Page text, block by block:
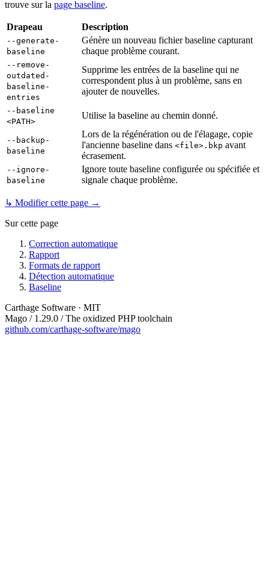
trouve sur la page baseline.
Drapeau Description
--generate-
baseline
Génère un nouveau fichier baseline capturant
chaque problème courant.
--remove-
outdated-
baseline-
entries
Supprime les entrées de la baseline qui ne
correspondent plus à un problème, sans en
ajouter de nouvelles.
--baseline
<PATH>
Utilise la baseline au chemin donné.
--backup-
baseline
Lors de la régénération ou de l'élagage, copie
l'ancienne baseline dans <file>.bkp avant
écrasement.
--ignore-
baseline
Ignore toute baseline configurée ou spécifiée et
signale chaque problème.
↳ Modifier cette page →
Sur cette page
Correction automatique
Rapport
Formats de rapport
Détection automatique
Baseline
Carthage Software · MIT
Mago / 1.29.0 / The oxidized PHP toolchain
github.com/carthage-software/mago